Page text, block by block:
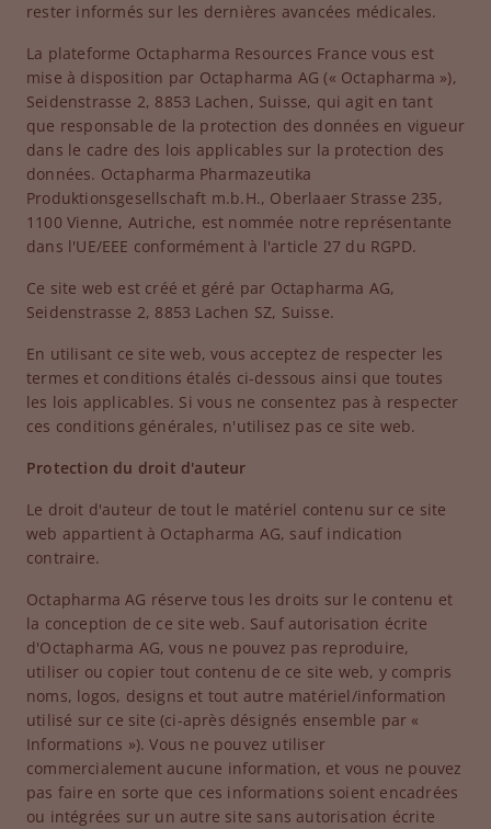
rester informés sur les dernières avancées médicales.
La plateforme Octapharma Resources France vous est
mise à disposition par Octapharma AG (« Octapharma »),
Seidenstrasse 2, 8853 Lachen, Suisse, qui agit en tant
que responsable de la protection des données en vigueur
dans le cadre des lois applicables sur la protection des
données. Octapharma Pharmazeutika
Produktionsgesellschaft m.b.H., Oberlaaer Strasse 235,
1100 Vienne, Autriche, est nommée notre représentante
dans l'UE/EEE conformément à l'article 27 du RGPD.
Ce site web est créé et géré par Octapharma AG,
Seidenstrasse 2, 8853 Lachen SZ, Suisse.
En utilisant ce site web, vous acceptez de respecter les
termes et conditions étalés ci-dessous ainsi que toutes
les lois applicables. Si vous ne consentez pas à respecter
ces conditions générales, n'utilisez pas ce site web.
Protection du droit d'auteur
Le droit d'auteur de tout le matériel contenu sur ce site
web appartient à Octapharma AG, sauf indication
contraire.
Octapharma AG réserve tous les droits sur le contenu et
la conception de ce site web. Sauf autorisation écrite
d'Octapharma AG, vous ne pouvez pas reproduire,
utiliser ou copier tout contenu de ce site web, y compris
noms, logos, designs et tout autre matériel/information
utilisé sur ce site (ci-après désignés ensemble par «
Informations »). Vous ne pouvez utiliser
commercialement aucune information, et vous ne pouvez
pas faire en sorte que ces informations soient encadrées
ou intégrées sur un autre site sans autorisation écrite